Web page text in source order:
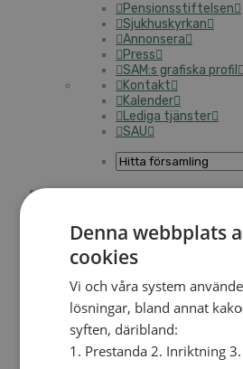
Pensionsstiftelsen
Sjukhuskyrkan
Annonsera
Press
SAM:s grafiska profil
Kontakt
Kalender
Lediga tjänster
SAU
Mobile box
Kontakt
Tidning
Annonsera
Hitta församling
Press
SAU
Denna webbplats
cookies
Vi och våra system
lösningar, bland annat
syften, däribland:
1. Prestanda 2. Inriktning